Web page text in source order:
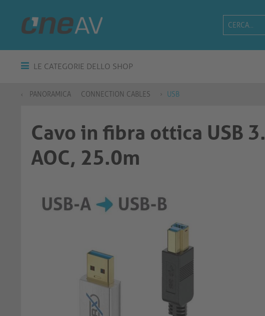
LE CATEGORIE DELLO SHOP
PANORAMICA CONNECTION CABLES USB
Cavo in fibra ottica USB
AOC, 25.0m